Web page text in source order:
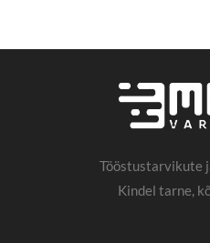
Tööstustarvikute
Kindel tarne,